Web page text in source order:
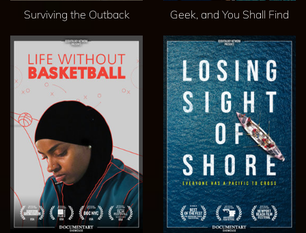
Surviving the Outback Geek, and You Shall Find